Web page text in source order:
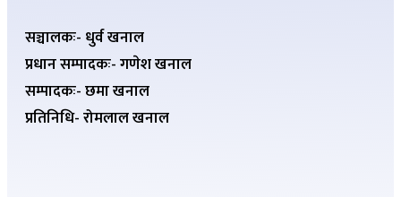
सञ्चालकः- धुर्व खनाल
प्रधान सम्पादकः- गणेश खनाल
सम्पादकः- छमा खनाल
प्रतिनिधि- रोमलाल खनाल